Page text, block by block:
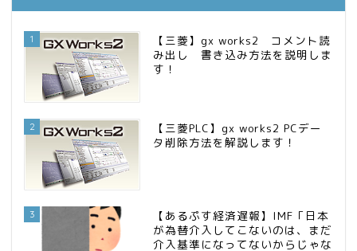
1
【三菱】gx works2 コメント読
み出し 書き込み方法を説明しま
す！
2
【三菱PLC】gx works2 PCデー
タ削除方法を解説します！
3
【あるぷす経済遅報】IMF「日本
が為替介入してこないのは、まだ
介入基準になってないからじゃな